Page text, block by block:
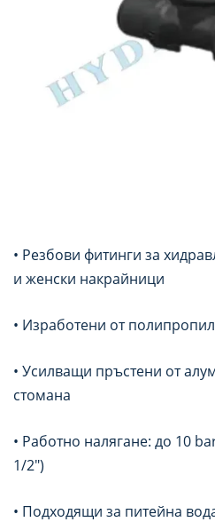
• Резбови фитинги за
и женски накрайници
• Изработени от
• Усилващи пръстени от
стомана
• Работно налягане: до 10
1/2″)
• Подходящи за питейна